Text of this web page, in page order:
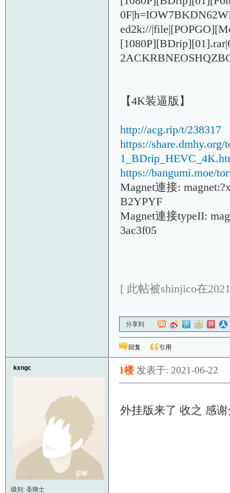
ed2k://
[1080P][BDrip][01]
【4K装逼版】
http://acg.rip/t/238317
https://
https://bangumi.moe/
Magnet連接:
B2YPYF
Magnet連接typeII:
3ac3f05
[ 此帖被shinjico在
分享到
回复 引用
kxngc
级别: 圣骑士
1楼 发表于: 2021-06-22
外挂版来了 收之 感